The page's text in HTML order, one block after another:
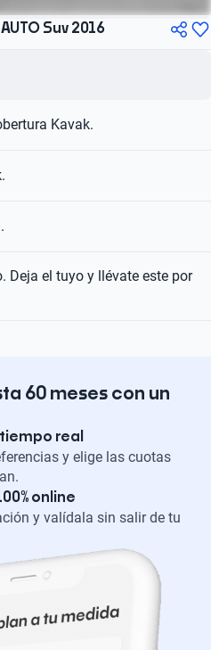
Suv 2016
Kavak.
Deja el tuyo y llévate este por
60 meses con un
real
y elige las cuotas
online
y valídala sin salir de tu